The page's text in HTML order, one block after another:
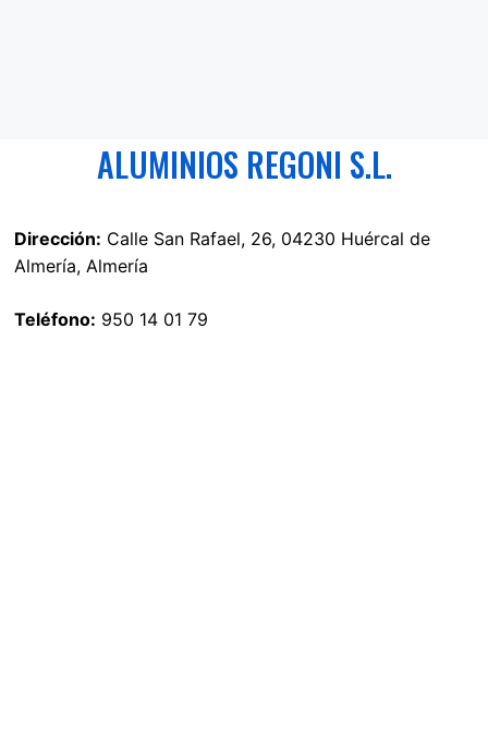
ALUMINIOS REGONI S.L.
Dirección: Calle San Rafael, 26, 04230 Huércal de
Almería, Almería
Teléfono: 950 14 01 79